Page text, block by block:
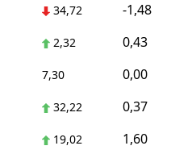
Hakkari
Isparta
Mersin
İstanbul
34,72 -1,48
2,32 0,43
7,30 0,00
32,22 0,37
19,02 1,60